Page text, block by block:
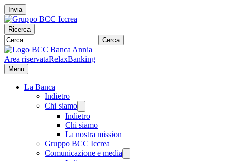
Invia
Ricerca
Cerca
Area riservataRelaxBanking
Menu
La Banca
Indietro
Chi siamo
Indietro
Chi siamo
La nostra mission
Gruppo BCC Iccrea
Comunicazione e media